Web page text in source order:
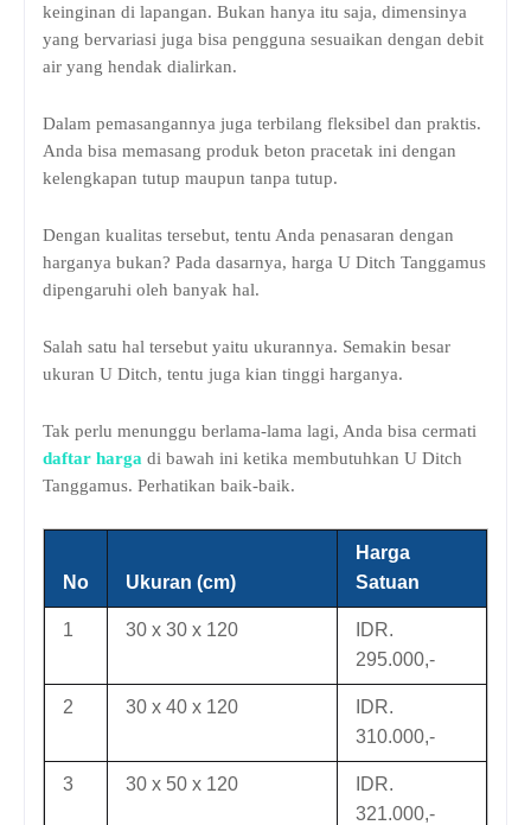
keinginan di lapangan. Bukan hanya itu saja, dimensinya
yang bervariasi juga bisa pengguna sesuaikan dengan debit
air yang hendak dialirkan.
Dalam pemasangannya juga terbilang fleksibel dan praktis.
Anda bisa memasang produk beton pracetak ini dengan
kelengkapan tutup maupun tanpa tutup.
Dengan kualitas tersebut, tentu Anda penasaran dengan
harganya bukan? Pada dasarnya, harga U Ditch Tanggamus
dipengaruhi oleh banyak hal.
Salah satu hal tersebut yaitu ukurannya. Semakin besar
ukuran U Ditch, tentu juga kian tinggi harganya.
Tak perlu menunggu berlama-lama lagi, Anda bisa cermati
daftar harga di bawah ini ketika membutuhkan U Ditch
Tanggamus. Perhatikan baik-baik.
No Ukuran (cm)
Harga
Satuan
1 30 x 30 x 120
IDR.
295.000,-
2 30 x 40 x 120
IDR.
310.000,-
3 30 x 50 x 120
IDR.
321.000,-